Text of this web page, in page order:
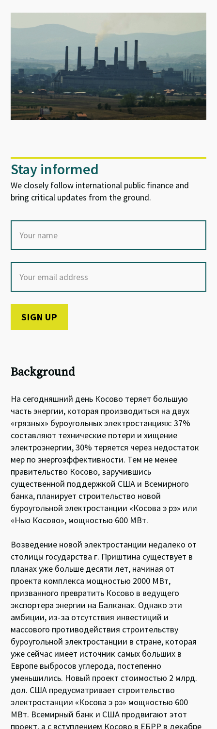
Stay informed
We closely follow international public finance and
bring critical updates from the ground.
Background
На сегодняшний день Косово теряет большую
часть энергии, которая производиться на двух
«грязных» буроугольных электростанциях: 37%
составляют технические потери и хищение
электроэнергии, 30% теряется через недостаток
мер по энергоэффективности. Тем не менее
правительство Косово, заручившись
существенной поддержкой США и Всемирного
банка, планирует строительство новой
буроугольной электростанции «Косова э рэ» или
«Нью Косово», мощностью 600 МВт.
Возведение новой электростанции недалеко от
столицы государства г. Приштина существует в
планах уже больше десяти лет, начиная от
проекта комплекса мощностью 2000 МВт,
призванного превратить Косово в ведущего
экспортера энергии на Балканах. Однако эти
амбиции, из-за отсутствия инвестиций и
массового противодействия строительству
буроугольной электростанции в стране, которая
уже сейчас имеет источник самых больших в
Европе выбросов углерода, постепенно
уменьшились. Новый проект стоимостью 2 млрд.
дол. США предусматривает строительство
электростанции «Косова э рэ» мощностью 600
МВт. Всемирный банк и США продвигают этот
проект, а с вступлением Косово в ЕБРР в декабре